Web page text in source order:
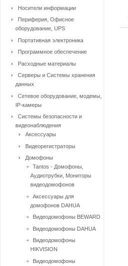
Носители информации
Периферия, Офисное
оборудование, UPS
Портативная электроника
Программное обеспечение
Расходные материалы
Серверы и Системы хранения
данных
Сетевое оборудование, модемы,
IP-камеры
Системы безопасности и
видеонаблюдения
Аксессуары
Видеорегистраторы
Домофоны
Tantos - Домофоны,
Аудиотрубки, Мониторы
видеодомофонов
Аксессуары для
домофонов DAHUA
Видеодомофоны BEWARD
Видеодомофоны DAHUA
Видеодомофоны
HIKVISION
Видеодомофоны